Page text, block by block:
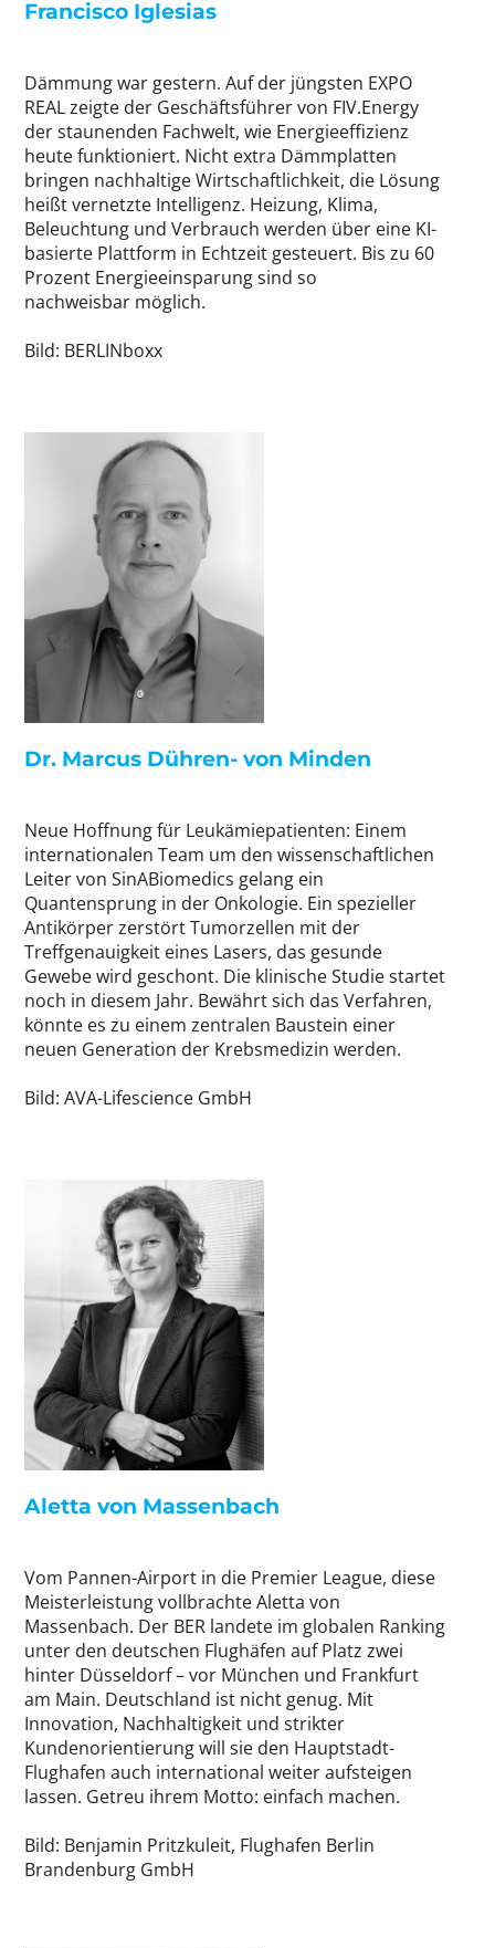
Francisco Iglesias
Dämmung war gestern. Auf der jüngsten EXPO
REAL zeigte der Geschäftsführer von FIV.Energy
der staunenden Fachwelt, wie Energieeffizienz
heute funktioniert. Nicht extra Dämmplatten
bringen nachhaltige Wirtschaftlichkeit, die Lösung
heißt vernetzte Intelligenz. Heizung, Klima,
Beleuchtung und Verbrauch werden über eine KI-
basierte Plattform in Echtzeit gesteuert. Bis zu 60
Prozent Energieeinsparung sind so
nachweisbar möglich.
Bild: BERLINboxx
Dr. Marcus Dühren- von Minden
Neue Hoffnung für Leukämiepatienten: Einem
internationalen Team um den wissenschaftlichen
Leiter von SinABiomedics gelang ein
Quantensprung in der Onkologie. Ein spezieller
Antikörper zerstört Tumorzellen mit der
Treffgenauigkeit eines Lasers, das gesunde
Gewebe wird geschont. Die klinische Studie startet
noch in diesem Jahr. Bewährt sich das Verfahren,
könnte es zu einem zentralen Baustein einer
neuen Generation der Krebsmedizin werden.
Bild: AVA-Lifescience GmbH
Aletta von Massenbach
Vom Pannen-Airport in die Premier League, diese
Meisterleistung vollbrachte Aletta von
Massenbach. Der BER landete im globalen Ranking
unter den deutschen Flughäfen auf Platz zwei
hinter Düsseldorf – vor München und Frankfurt
am Main. Deutschland ist nicht genug. Mit
Innovation, Nachhaltigkeit und strikter
Kundenorientierung will sie den Hauptstadt-
Flughafen auch international weiter aufsteigen
lassen. Getreu ihrem Motto: einfach machen.
Bild: Benjamin Pritzkuleit, Flughafen Berlin
Brandenburg GmbH